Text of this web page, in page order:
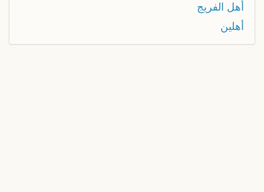
أهل الفريج
أهلين